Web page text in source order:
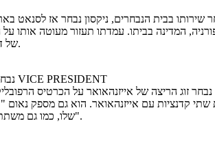
שירותו בבית הנבחרים, ניקסון נבחר אז לסנאט
המדינה בביתו. עמדתו תעזור מעוטה אותו
של דווייט אייזנהאואר.
נבחר של אייזנהאואר VICE PRESIDENT
נבחר זוג הריצה של אייזנהאואר על הכרטיס
שתי קדנציות עם אייזנהאואר. הוא גם מספק
שלו, כמו גם משתתף "ויכוח המטבח".